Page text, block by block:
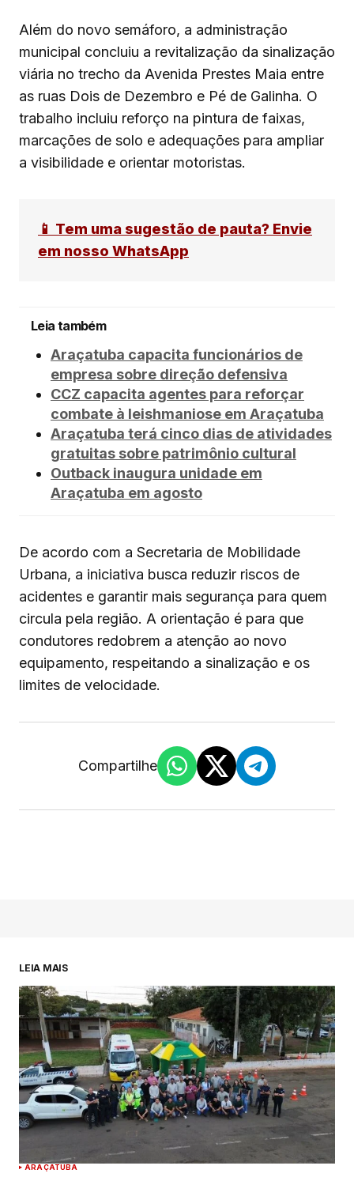
Além do novo semáforo, a administração
municipal concluiu a revitalização da sinalização
viária no trecho da Avenida Prestes Maia entre
as ruas Dois de Dezembro e Pé de Galinha. O
trabalho incluiu reforço na pintura de faixas,
marcações de solo e adequações para ampliar
a visibilidade e orientar motoristas.
📱 Tem uma sugestão de pauta? Envie
em nosso WhatsApp
Leia também
Araçatuba capacita funcionários de
empresa sobre direção defensiva
CCZ capacita agentes para reforçar
combate à leishmaniose em Araçatuba
Araçatuba terá cinco dias de atividades
gratuitas sobre patrimônio cultural
Outback inaugura unidade em
Araçatuba em agosto
De acordo com a Secretaria de Mobilidade
Urbana, a iniciativa busca reduzir riscos de
acidentes e garantir mais segurança para quem
circula pela região. A orientação é para que
condutores redobrem a atenção ao novo
equipamento, respeitando a sinalização e os
limites de velocidade.
Compartilhe
LEIA MAIS
ARAÇATUBA